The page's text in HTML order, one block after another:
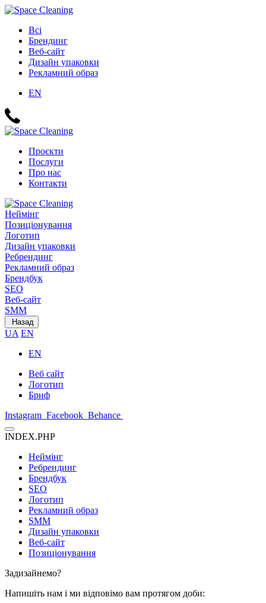
Всі
Брендинг
Веб-сайт
Дизайн упаковки
Рекламний образ
EN
Проєкти
Послуги
Про нас
Контакти
Неймінг
Позиціонування
Логотип
Дизайн упаковки
Ребрендинг
Рекламний образ
Брендбук
SEO
Веб-сайт
SMM
Назад
UA EN
EN
Веб сайт
Логотип
Бриф
Instagram Facebook Behance
INDEX.PHP
Неймінг
Ребрендинг
Брендбук
SEO
Логотип
Рекламний образ
SMM
Дизайн упаковки
Веб-сайт
Позиціонування
Задизайнемо?
Напишіть нам і ми відповімо вам протягом доби: